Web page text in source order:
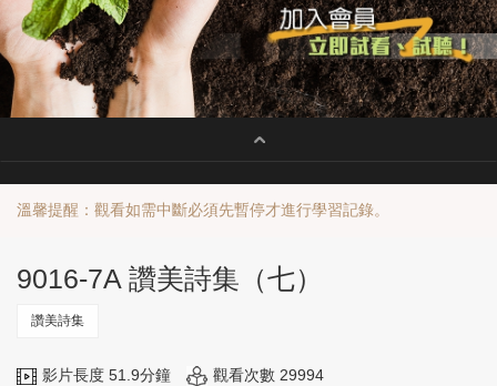
溫馨提醒：觀看如需中斷必須先暫停才進行學習記錄。
9016-7A 讚美詩集（七）
讚美詩集
影片長度 51.9分鐘 觀看次數 29994